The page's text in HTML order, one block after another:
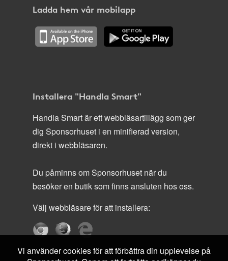
Ladda hem vår mobilapp
Installera "Handla Smart"
Handla Smart är ett webbläsartillägg som ger
dig Sponsorhuset i en minifierad version,
direkt i webbläsaren.
Du påminns om Sponsorhuset när du
besöker en butik som finns ansluten hos oss.
Välj webbläsare för att installera:
Vi använder cookies för att förbättra din upplevelse på